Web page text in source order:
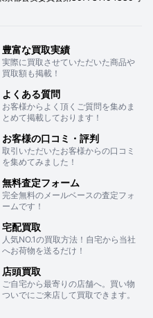
豊富な買取実績
実際に買取させていただいた商品や
買取額も掲載！
よくある質問
お客様からよく頂くご質問を集めま
とめて掲載しております！
お客様の口コミ・評判
取引いただいたお客様からの口コミ
を集めてみました！
無料査定フォーム
完全無料のメールベースの査定フォ
ームです！
宅配買取
人気NO.1の買取方法！自宅から当社
へお荷物を送るだけ！
店頭買取
ご自宅から最寄りの店舗へ。買い物
ついでにご来店して買取できます。